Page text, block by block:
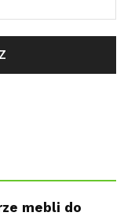
mebli do